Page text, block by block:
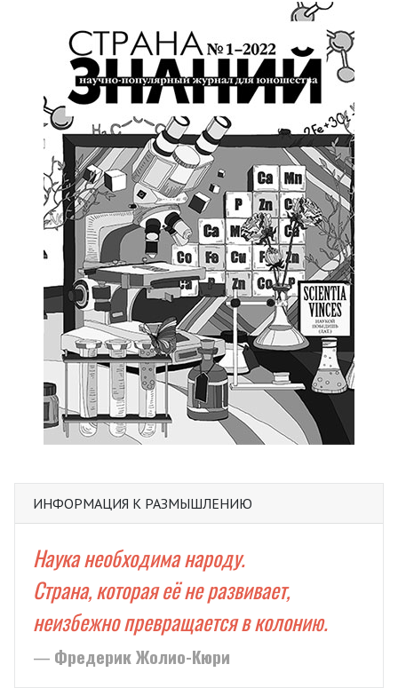
ИНФОРМАЦИЯ К РАЗМЫШЛЕНИЮ
Наука необходима народу.
Страна, которая её не развивает,
неизбежно превращается в колонию.
Фредерик Жолио-Кюри